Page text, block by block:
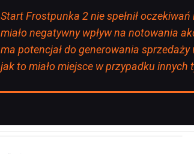
Start Frostpunka 2 nie spełnił
miało negatywny wpływ na notowania
ma potencjał do generowania sprzedaży
jak to miało miejsce w przypadku innych